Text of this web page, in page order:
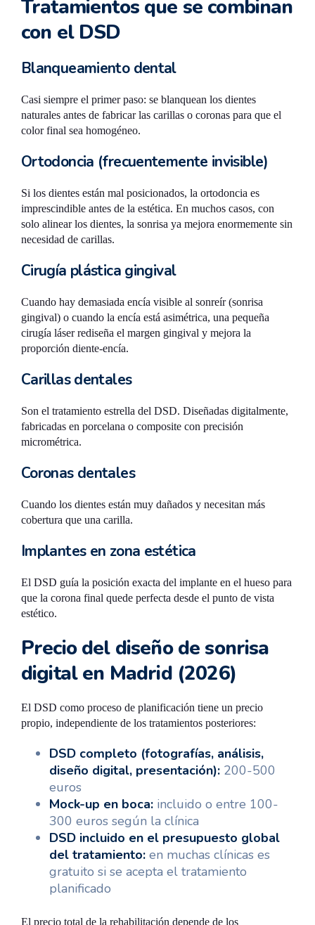
Tratamientos que se combinan
con el DSD
Blanqueamiento dental
Casi siempre el primer paso: se blanquean los dientes
naturales antes de fabricar las carillas o coronas para que el
color final sea homogéneo.
Ortodoncia (frecuentemente invisible)
Si los dientes están mal posicionados, la ortodoncia es
imprescindible antes de la estética. En muchos casos, con
solo alinear los dientes, la sonrisa ya mejora enormemente sin
necesidad de carillas.
Cirugía plástica gingival
Cuando hay demasiada encía visible al sonreír (sonrisa
gingival) o cuando la encía está asimétrica, una pequeña
cirugía láser rediseña el margen gingival y mejora la
proporción diente-encía.
Carillas dentales
Son el tratamiento estrella del DSD. Diseñadas digitalmente,
fabricadas en porcelana o composite con precisión
micrométrica.
Coronas dentales
Cuando los dientes están muy dañados y necesitan más
cobertura que una carilla.
Implantes en zona estética
El DSD guía la posición exacta del implante en el hueso para
que la corona final quede perfecta desde el punto de vista
estético.
Precio del diseño de sonrisa
digital en Madrid (2026)
El DSD como proceso de planificación tiene un precio
propio, independiente de los tratamientos posteriores:
DSD completo (fotografías, análisis,
diseño digital, presentación): 200-500
euros
Mock-up en boca: incluido o entre 100-
300 euros según la clínica
DSD incluido en el presupuesto global
del tratamiento: en muchas clínicas es
gratuito si se acepta el tratamiento
planificado
El precio total de la rehabilitación depende de los